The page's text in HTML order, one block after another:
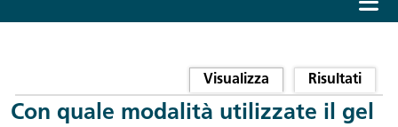
Visualizza (scheda attiva)
Risultati
Con quale modalità utilizzate il gel